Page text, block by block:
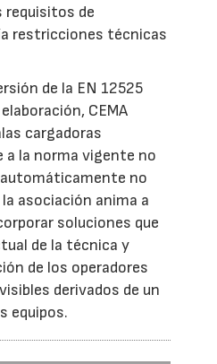
requisitos de
restricciones técnicas
de la EN 12525
CEMA
cargadoras
a la norma vigente no
no
asociación anima a
soluciones que
de la técnica y
de los operadores
derivados de un
equipos.